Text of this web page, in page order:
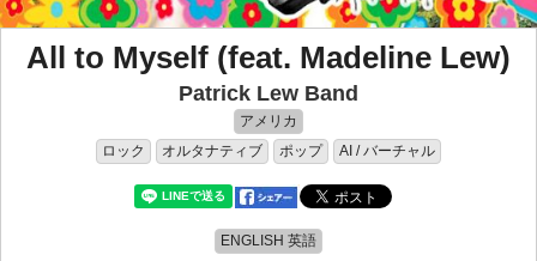
All to Myself (feat. Madeline Lew)
Patrick Lew Band
アメリカ
ロック
オルタナティブ ポップ AI / バーチャル
ENGLISH 英語